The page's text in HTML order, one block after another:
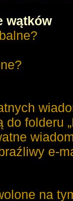
wątków
folderu
e-
na